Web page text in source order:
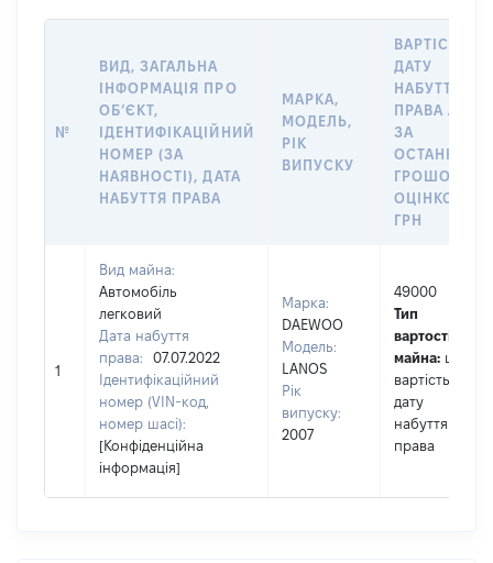
№
ВИД, ЗАГАЛЬНА
ІНФОРМАЦІЯ ПРО
ОБʼЄКТ,
ІДЕНТИФІКАЦІЙНИЙ
НОМЕР (ЗА
НАЯВНОСТІ), ДАТА
НАБУТТЯ ПРАВА
МАРКА,
МОДЕЛЬ,
РІК
ВИПУСКУ
ВАРТІСТЬ НА
ДАТУ
НАБУТТЯ
ПРАВА АБО
ЗА
ГРОШОВОЮ
ОЦІНКОЮ,
ГРН
1
Вид майна:
Автомобіль
легковий
Дата набуття
права:
07.07.2022
Ідентифікаційний
номер (VIN-код,
номер шасі):
[Конфіденційна
інформація]
Марка:
DAEWOO
Модель:
LANOS
Рік
випуску:
2007
49000
Тип
вартості
майна: це
вартість на
дату
набуття
права